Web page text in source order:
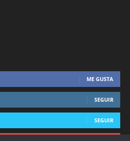
ME GUSTA
SEGUIR
SEGUIR